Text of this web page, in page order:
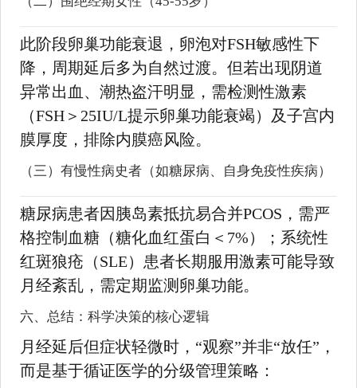
此阶段卵巢功能衰退，卵泡对FSH敏感性下
降，周期延后多为自然过渡。但若出现阴道
异常出血、潮热盗汗明显，需检测性激素
（FSH＞25IU/L提示卵巢功能衰竭）及子宫内
膜厚度，排除内膜癌风险。
（三）有慢性病史者（如糖尿病、自身免疫性疾病）
糖尿病患者因胰岛素抵抗易合并PCOS，需严
格控制血糖（糖化血红蛋白＜7%）；系统性
红斑狼疮（SLE）患者长期服用激素可能导致
月经紊乱，需定期监测卵巢功能。
六、总结：科学决策的核心逻辑
月经延后但症状轻微时，“观察”并非“放任”，
而是基于循证医学的分级管理策略：